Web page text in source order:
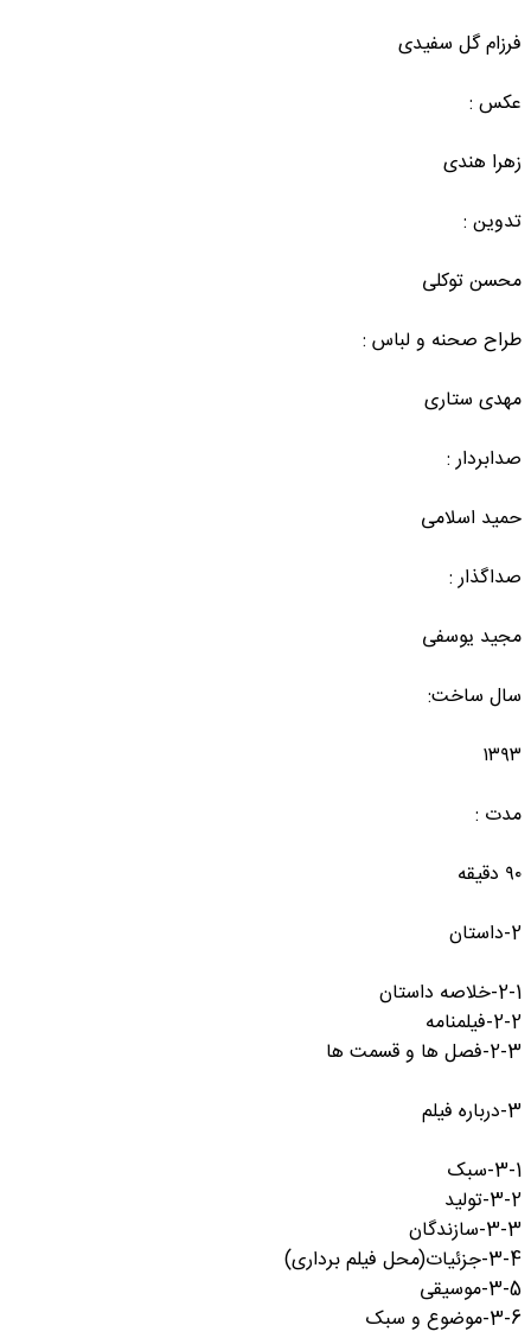
فرزام گل سفیدی
عکس :
زهرا هندی
تدوین :
محسن توکلی
طراح صحنه و لباس :
مهدی ستاری
صدابردار :
حمید اسلامی
صداگذار :
مجید یوسفی
سال ساخت:
۱۳۹۳
مدت :
۹۰ دقیقه
2-داستان
2-1-خلاصه داستان
2-2-فیلمنامه
2-3-فصل ها و قسمت ها
3-درباره فیلم
3-1-سبک
3-2-تولید
3-3-سازندگان
3-4-جزئیات(محل فیلم برداری)
3-5-موسیقی
3-6-موضوع و سبک